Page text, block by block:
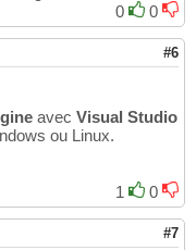
0
0
#6
avec Visual Studio
ou Linux.
1
0
#7